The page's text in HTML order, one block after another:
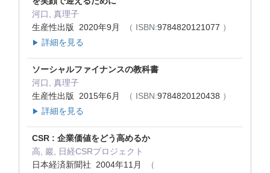
河口, 真理子
生産性出版 2020年9月
（ ISBN:9784820121077 ）
▶ 詳細を見る
ソーシャルファイナンスの教科書
河口, 真理子
生産性出版 2015年6月
（ ISBN:9784820120438 ）
▶ 詳細を見る
CSR : 企業価値をどう高めるか
高, 巖, 日経CSRプロジェクト
日本経済新聞社 2004年11月
（